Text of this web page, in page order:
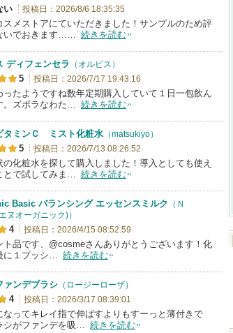
い 投稿日：2026/8/6 18:35:35
スメストアにていただきました！サンプルのため評
いでおきます…… 続きを読む
ディフェンセラ （オルビス）
5 投稿日：2026/7/17 19:43:16
ったようですね数年定期購入していて１日一包飲ん
。ズボラなわた… 続きを読む
タミンＣ ミスト化粧水 （matsukiyo）
5 投稿日：2026/7/13 08:26:52
の化粧水を探して購入しました！導入としても使え
とで試してみま… 続きを読む
Basic バランシング エッセンスミルク （Ｎ
ヌオーガニック)）
4 投稿日：2026/4/15 08:52:59
ト品です、@cosmeさんありがとうございます！化
に１プッシ… 続きを読む
ァンデブラシ （ロージーローザ）
4 投稿日：2026/3/17 08:39:01
なってキレイ指で伸ばすよりもすーっと薄付きで
シがファンデを吸… 続きを読む